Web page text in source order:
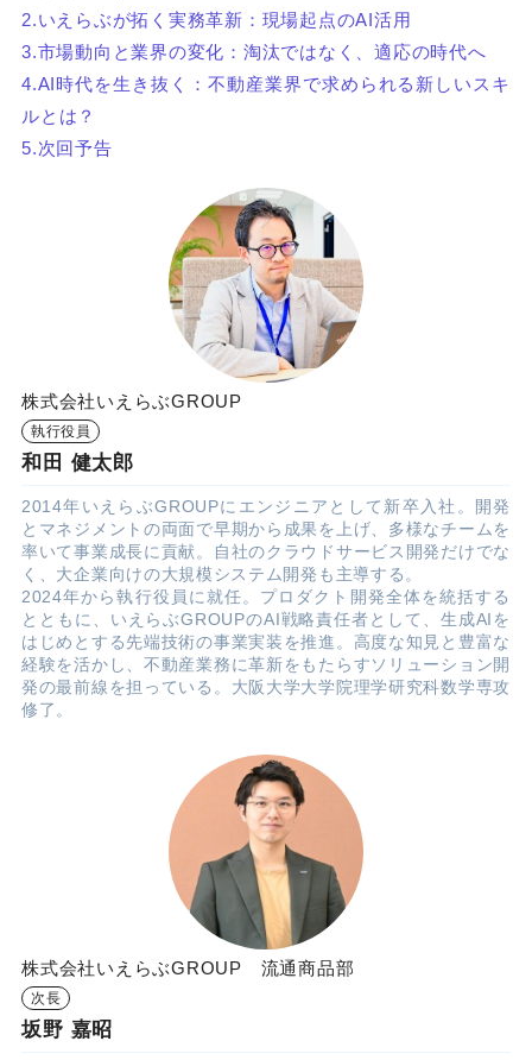
2.いえらぶが拓く実務革新：現場起点のAI活用
3.市場動向と業界の変化：淘汰ではなく、適応の時代へ
4.AI時代を生き抜く：不動産業界で求められる新しいスキ
ルとは？
5.次回予告
株式会社いえらぶGROUP
執行役員
和田 健太郎
2014年いえらぶGROUPにエンジニアとして新卒入社。開発
とマネジメントの両面で早期から成果を上げ、多様なチームを
率いて事業成長に貢献。自社のクラウドサービス開発だけでな
く、大企業向けの大規模システム開発も主導する。
2024年から執行役員に就任。プロダクト開発全体を統括する
とともに、いえらぶGROUPのAI戦略責任者として、生成AIを
はじめとする先端技術の事業実装を推進。高度な知見と豊富な
経験を活かし、不動産業務に革新をもたらすソリューション開
発の最前線を担っている。大阪大学大学院理学研究科数学専攻
修了。
株式会社いえらぶGROUP 流通商品部
次長
坂野 嘉昭